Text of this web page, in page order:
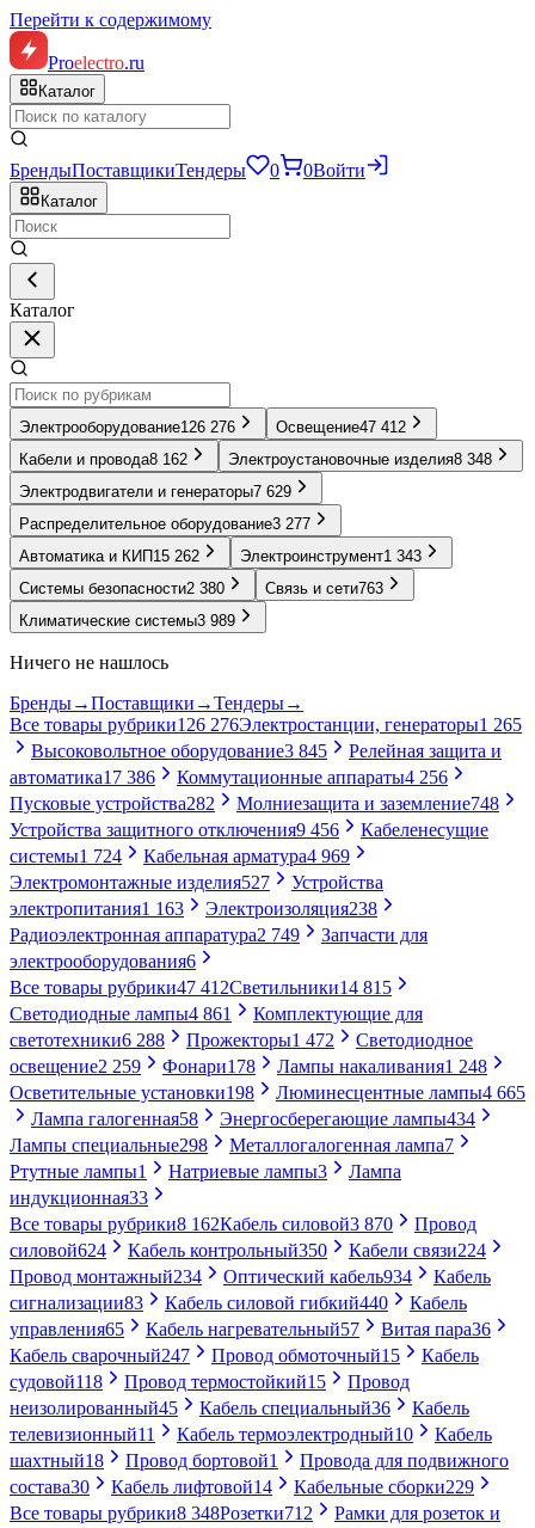
Перейти к содержимому
Proelectro.ru
Каталог
БрендыПоставщикиТендеры 0 0Войти
Каталог
Каталог
Электрооборудование126 276 Освещение47 412
Кабели и провода8 162 Электроустановочные изделия8 348
Электродвигатели и генераторы7 629
Распределительное оборудование3 277
Автоматика и КИП 15 262 Электроинструмент1 343
Системы безопасности2 380 Связь и сети763
Климатические системы3 989
Ничего не нашлось
Бренды→Поставщики →Тендеры→
Все товары рубрики126 276Электростанции, генераторы1 265
Высоковольтное оборудование3 845
Релейная защита и
автоматика17 386 Коммутационные аппараты4 256
Пусковые устройства282 Молниезащита и заземление748
Устройства защитного отключения9 456
Кабеленесущие
системы1 724 Кабельная арматура4 969
Электромонтажные изделия527
Устройства
электропитания1 163 Электроизоляция238
Радиоэлектронная аппаратура2 749
Запчасти для
электрооборудования6
Все товары рубрики47 412Светильники14 815
Светодиодные лампы4 861
Комплектующие для
светотехники6 288 Прожекторы1 472
Светодиодное
освещение2 259 Фонари178 Лампы накаливания1 248
Осветительные установки198 Люминесцентные лампы4 665
Лампа галогенная58 Энергосберегающие лампы434
Лампы специальные298 Металлогалогенная лампа7
Ртутные лампы1 Натриевые лампы3
Лампа
индукционная33
Все товары рубрики8 162Кабель силовой3 870
Провод
силовой624 Кабель контрольный350 Кабели связи224
Провод монтажный234 Оптический кабель934
Кабель
сигнализации83 Кабель силовой гибкий440
Кабель
управления65 Кабель нагревательный57 Витая пара36
Кабель сварочный247 Провод обмоточный15
Кабель
судовой118 Провод термостойкий15
Провод
неизолированный45 Кабель специальный36
Кабель
телевизионный11 Кабель термоэлектродный10
Кабель
шахтный18 Провод бортовой1
Провода для подвижного
состава30 Кабель лифтовой14 Кабельные сборки229
Все товары рубрики8 348Розетки712
Рамки для розеток и